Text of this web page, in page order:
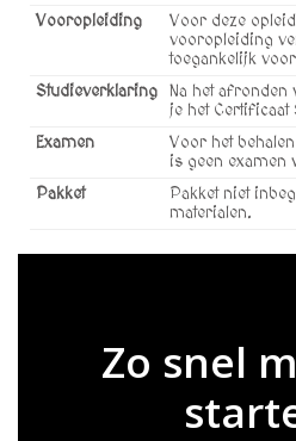
Vooropleiding
Voor deze
vooropleiding
toegankelijk
Studieverklaring
Na het afronden
je het Certificaat
Examen
Voor het
is geen examen
Pakket
Pakket niet
materialen.
Zo snel